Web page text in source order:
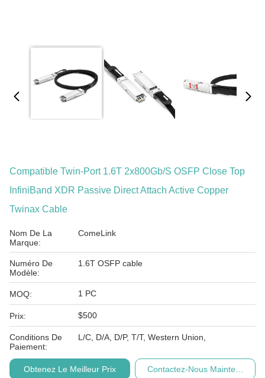
Compatible Twin-Port 1.6T 2x800Gb/s OSFP Close Top
InfiniBand XDR Passive Direct Attach Active Copper
Twinax Cable
Nom De La
Marque:
ComeLink
Numéro De
Modèle:
1.6T OSFP cable
MOQ: 1 PC
Prix: $500
Conditions De
Paiement:
L/C, D/A, D/P, T/T, Western Union,
Obtenez Le Meilleur Prix Contactez-Nous Maintenant